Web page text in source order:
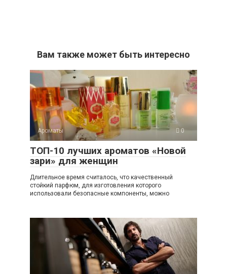
Вам также может быть интересно
Ароматы 0
ТОП-10 лучших ароматов «Новой
зари» для женщин
Длительное время считалось, что качественный
стойкий парфюм, для изготовления которого
использовали безопасные компоненты, можно